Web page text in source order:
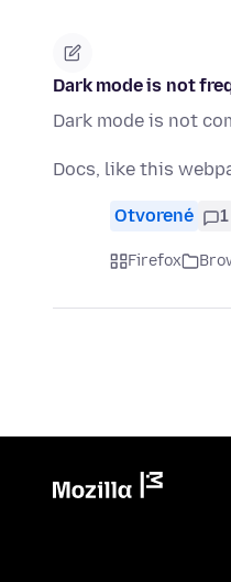
Dark mode is not
Dark mode is not
Docs, like this
Otvorené 1
Firefox